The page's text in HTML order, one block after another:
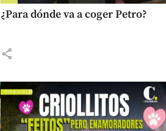
¿Para dónde va a coger Petro?
share